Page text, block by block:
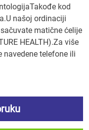
kod
našoj ordinaciji
matične ćelije
HEALTH).Za više
telefone ili